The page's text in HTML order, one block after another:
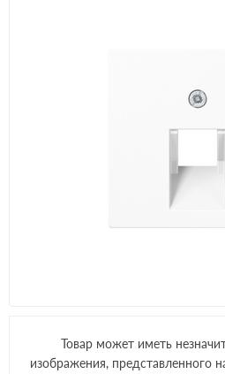
Товар может иметь
изображения, представленного